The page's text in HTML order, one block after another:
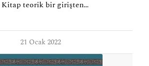
Kitap teorik bir girişten…
21 Ocak 2022